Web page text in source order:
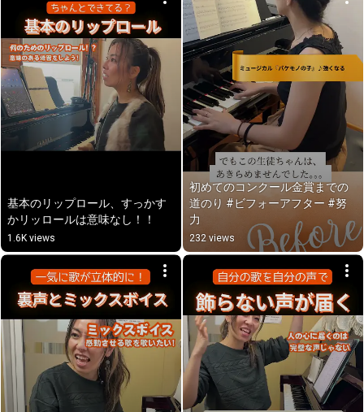
基本のリップロール、すっかす
かリッロールは意味なし！！
1.6K views
初めてのコンクール金賞までの
道のり #ビフォーアフター #努
力
232 views